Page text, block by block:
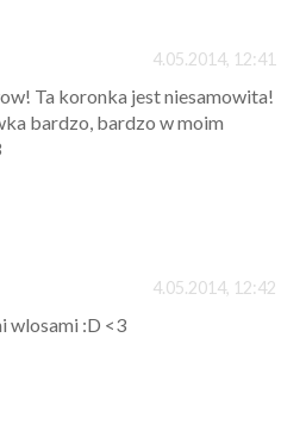
4.05.2014, 12:41
Ta koronka jest niesamowita!
bardzo, bardzo w moim
4.05.2014, 12:42
wlosami :D <3